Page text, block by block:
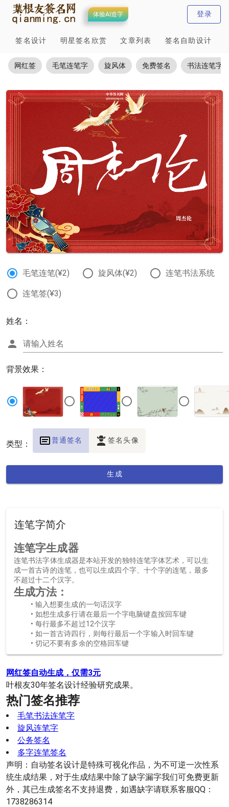
体验AI造字 登录
签名设计 明星签名欣赏 文章列表 签名自助设计
网红签 毛笔连笔字 旋风体 免费签名 书法连笔字
毛笔连笔(¥2) 旋风体(¥2) 连笔书法系统
连笔签(¥3)
姓名：
请输入姓名
背景效果：
类型： 普通签名 签名头像
生成
连笔字简介
连笔字生成器
连笔书法字体生成器是本站开发的独特连笔字体艺术，可以生
成一首古诗的连笔，也可以生成四个字、十个字的连笔，最多
不超过十二个汉字。
生成方法：
输入想要生成的一句话汉字
如想生成多行请在最后一个字电脑键盘按回车键
每行最多不超过12个汉字
如一首古诗四行，则每行最后一个字输入时回车键
切记不要有多余的空格回车键
网红签自动生成，仅需3元
叶根友30年签名设计经验研究成果。
热门签名推荐
毛笔书法连笔字
旋风连笔字
公务签名
多字连笔签名
声明：自动签名设计是特殊可视化作品，为不可逆一次性系
统生成结果，对于生成结果中除了缺字漏字我们可免费更新
外，其已生成签名不支持退费，如遇缺字请联系客服QQ：
1738286314